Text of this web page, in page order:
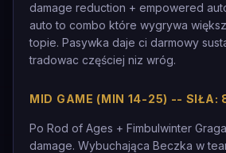
damage reduction + empowered
auto to combo które wygrywa
topie. Pasywka daje ci darmowy
tradowac częściej niz wróg.
MID GAME (MIN 14-25) -- SIŁA:
Po Rod of Ages + Fimbulwinter
damage. Wybuchająca Beczka w